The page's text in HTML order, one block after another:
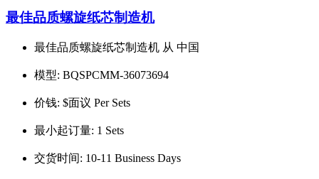
最佳品质螺旋纸芯制造机
最佳品质螺旋纸芯制造机 从 中国
模型: BQSPCMM-36073694
价钱: $面议 Per Sets
最小起订量: 1 Sets
交货时间: 10-11 Business Days